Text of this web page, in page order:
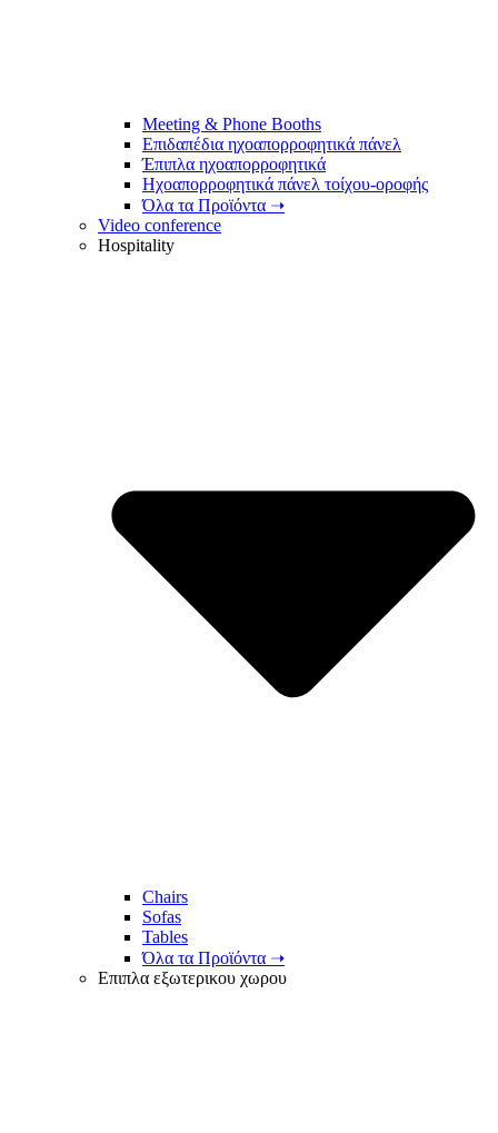
Meeting & Phone Booths
Επιδαπέδια ηχοαπορροφητικά πάνελ
Έπιπλα ηχοαπορροφητικά
Ηχοαπορροφητικά πάνελ τοίχου-οροφής
Όλα τα Προϊόντα ➝
Video conference
Hospitality
Chairs
Sofas
Tables
Όλα τα Προϊόντα ➝
Επιπλα εξωτερικου χωρου